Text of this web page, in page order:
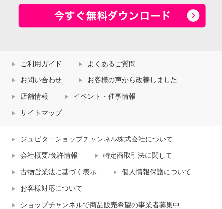
ご利用ガイド よくあるご質問
お問い合わせ お客様の声から改善しました
店舗情報 イベント・催事情報
サイトマップ
ジュピターショップチャンネル株式会社について
会社概要/免許情報 特定商取引法に関して
古物営業法に基づく表示 個人情報保護について
お客様対応について
ショップチャンネルで商品販売希望の事業者募集中